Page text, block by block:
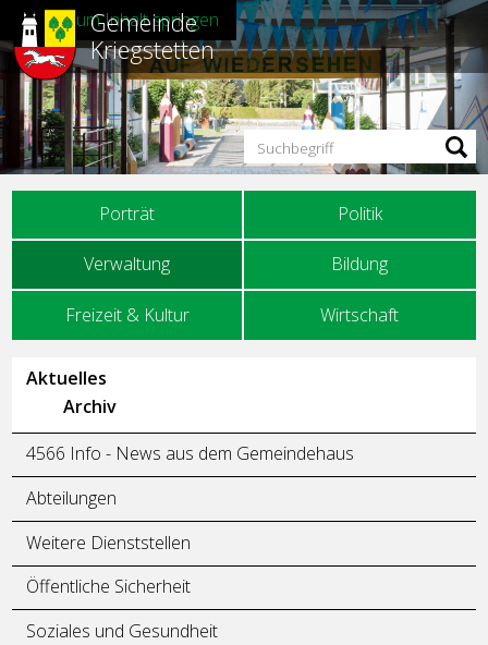
Direkt zum Inhalt springen
Hauptnavigation
Porträt Politik
Verwaltung Bildung
Freizeit & Kultur Wirtschaft
Gemeinde
Kriegstetten
Suchbegriff
Unternavigation
Aktuelles
Archiv
4566 Info - News aus dem Gemeindehaus
Abteilungen
Weitere Dienststellen
Öffentliche Sicherheit
Soziales und Gesundheit